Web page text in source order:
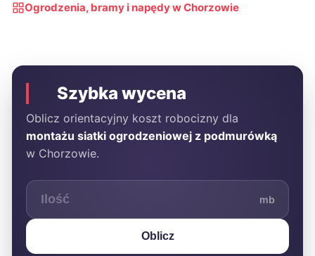
Ogrodzenia, bramy i napędy w Chorzowie
Szybka wycena
Oblicz orientacyjny koszt robocizny dla
montażu siatki ogrodzeniowej z podmurówką
w Chorzowie.
mb
Oblicz